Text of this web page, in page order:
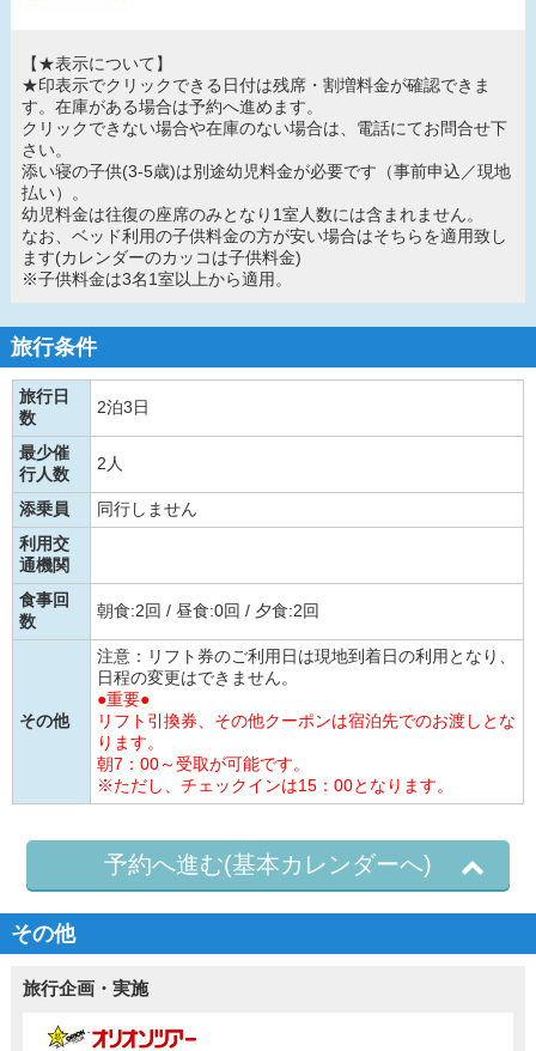
【★表示について】
★印表示でクリックできる日付は残席・割増料金が確認できま
す。在庫がある場合は予約へ進めます。
クリックできない場合や在庫のない場合は、電話にてお問合せ下
さい。
添い寝の子供(3-5歳)は別途幼児料金が必要です（事前申込／現地
払い）。
幼児料金は往復の座席のみとなり1室人数には含まれません。
なお、ベッド利用の子供料金の方が安い場合はそちらを適用致し
ます(カレンダーのカッコは子供料金)
※子供料金は3名1室以上から適用。
旅行条件
旅行日
数
2泊3日
最少催
行人数
2人
添乗員
同行しません
利用交
通機関
食事回
数
朝食:2回 / 昼食:0回 / 夕食:2回
その他
注意：リフト券のご利用日は現地到着日の利用となり、
日程の変更はできません。
●重要●
リフト引換券、その他クーポンは宿泊先でのお渡しとな
ります。
朝7：00～受取が可能です。
※ただし、チェックインは15：00となります。
予約へ進む(基本カレンダーへ)
その他
旅行企画・実施